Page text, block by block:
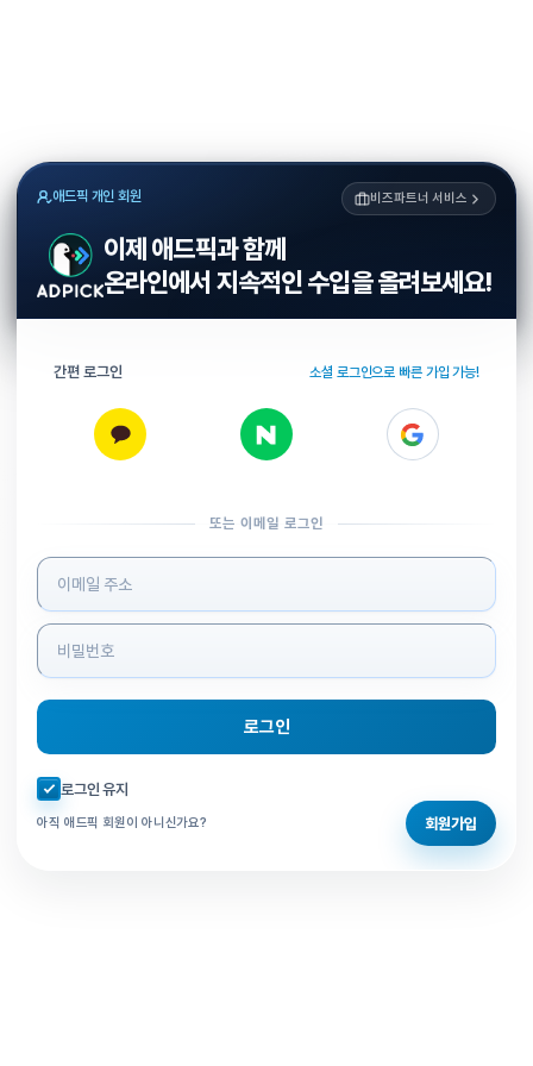
애드픽 개인 회원 비즈파트너 서비스
이제 애드픽과 함께
온라인에서 지속적인 수입을 올려보세요!
간편 로그인 소셜 로그인으로 빠른 가입 가능!
또는 이메일 로그인
로그인 정보 입력
로그인
자동로그인 체크
로그인 유지
아직 애드픽 회원이 아니신가요? 회원가입